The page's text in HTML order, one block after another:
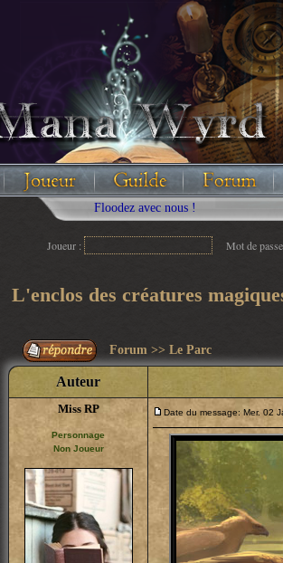
avec nous !
Joueur : Mot de
L'enclos des créatures
Forum >> Le Parc
Auteur
Miss RP
Personnage
Non Joueur
Date du message: Mer. 02